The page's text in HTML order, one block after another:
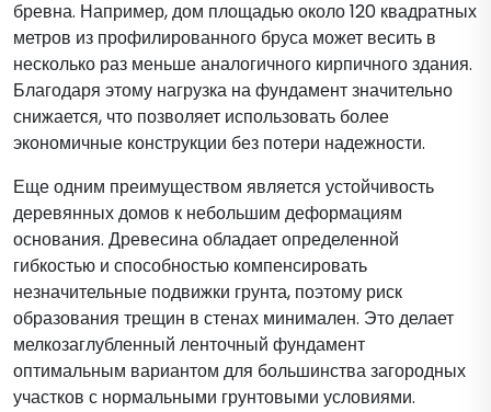
бревна. Например, дом площадью около 120 квадратных
метров из профилированного бруса может весить в
несколько раз меньше аналогичного кирпичного здания.
Благодаря этому нагрузка на фундамент значительно
снижается, что позволяет использовать более
экономичные конструкции без потери надежности.
Еще одним преимуществом является устойчивость
деревянных домов к небольшим деформациям
основания. Древесина обладает определенной
гибкостью и способностью компенсировать
незначительные подвижки грунта, поэтому риск
образования трещин в стенах минимален. Это делает
мелкозаглубленный ленточный фундамент
оптимальным вариантом для большинства загородных
участков с нормальными грунтовыми условиями.